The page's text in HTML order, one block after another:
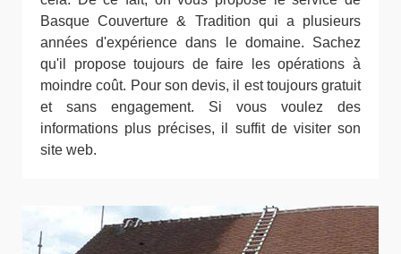
Basque Couverture & Tradition qui a plusieurs
années d'expérience dans le domaine. Sachez
qu'il propose toujours de faire les opérations à
moindre coût. Pour son devis, il est toujours gratuit
et sans engagement. Si vous voulez des
informations plus précises, il suffit de visiter son
site web.